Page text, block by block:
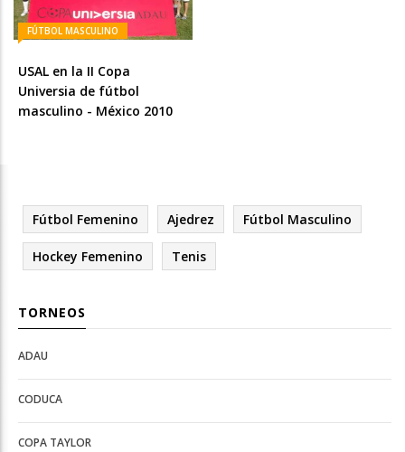
FÚTBOL MASCULINO
USAL en la II Copa
Universia de fútbol
masculino - México 2010
Fútbol Femenino Ajedrez Fútbol Masculino
Hockey Femenino Tenis
TORNEOS
Open
Deportes
configuration
options
Open
configuration
options
ADAU
CODUCA
COPA TAYLOR